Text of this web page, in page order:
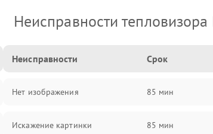
Неисправности
Неисправности Срок
Нет изображения 85 мин
Искажение картинки 85 мин